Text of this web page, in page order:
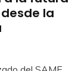
desde la